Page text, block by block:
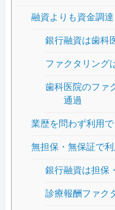
融資よりも資金調
銀行融資は歯科
ファクタリング
歯科医院のファ
通過
業歴を問わず利用で
無担保・無保証で
銀行融資は担保
診療報酬ファク